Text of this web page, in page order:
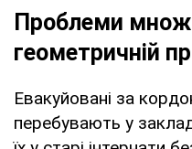
Проблеми
геометричній
Евакуйовані за
перебувають у